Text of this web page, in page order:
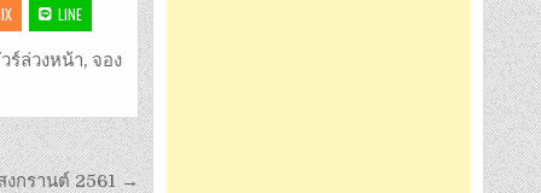
LINE
ร์ล่วงหน้า, จอง
งกรานต์ 2561 →